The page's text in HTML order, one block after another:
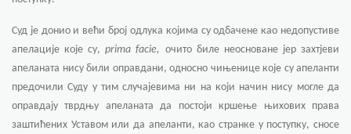
Суд је донио и већи број одлука којима су одбачене као недопустиве
апелације које су,prima facie, очито биле неосноване јер захтјеви
апеланата нису били оправдани, односно чињенице које су апеланти
предочили Суду у тим случајевима ни на који начин нису могле да
оправдају тврдњу апеланата да постоји кршење њихових права
заштићених Уставом или да апеланти, као странке у поступку, сносе